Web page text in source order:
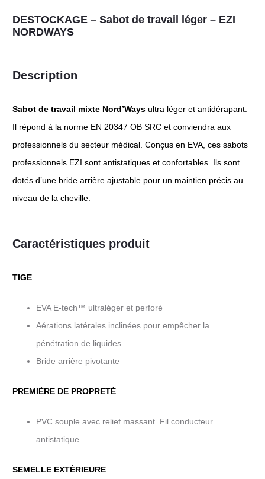
DESTOCKAGE – Sabot de travail léger – EZI
NORDWAYS
Description
Sabot de travail mixte Nord’Ways ultra léger et antidérapant.
Il répond à la norme EN 20347 OB SRC et conviendra aux
professionnels du secteur médical. Conçus en EVA, ces sabots
professionnels EZI sont antistatiques et confortables. Ils sont
dotés d’une bride arrière ajustable pour un maintien précis au
niveau de la cheville.
Caractéristiques produit
TIGE
EVA E-tech™ ultraléger et perforé
Aérations latérales inclinées pour empêcher la
pénétration de liquides
Bride arrière pivotante
PREMIÈRE DE PROPRETÉ
PVC souple avec relief massant. Fil conducteur
antistatique
SEMELLE EXTÉRIEURE